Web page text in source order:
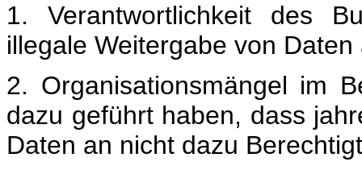
1. Verantwortlichkeit des
illegale Weitergabe von
2. Organisationsmängel im
dazu geführt haben, dass
Daten an nicht dazu